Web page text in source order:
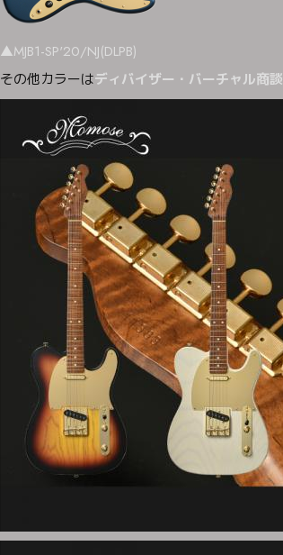
▲MJB1-SP'20/NJ(DLPB)
その他カラーはディバイザー・バーチャル商